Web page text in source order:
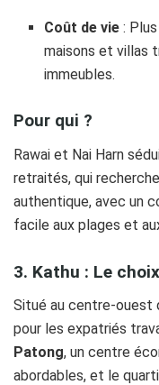
Coût de vie :
maisons et villas
immeubles.
Pour qui ?
Rawai et Nai Harn
retraités, qui
authentique, avec un
facile aux plages et
3. Kathu : Le
Situé au centre-ouest
pour les expatriés
Patong, un centre
abordables, et le